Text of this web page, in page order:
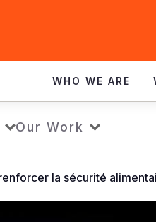
WHO WE ARE
Our Work
la sécurité